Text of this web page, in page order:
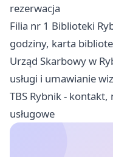
rezerwacja
Filia nr 1 Biblioteki
godziny, karta
Urząd Skarbowy w
usługi i umawianie
TBS Rybnik -
usługowe